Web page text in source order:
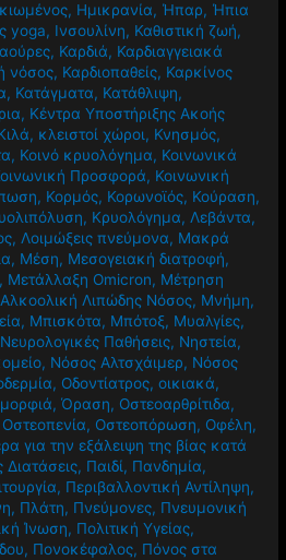
, Ημικρανία, Ήπαρ, Ήπια
yoga, Ινσουλίνη, Καθιστική ζωή,
, Καρδιά, Καρδιαγγειακά
νόσος, Καρδιοπαθείς, Καρκίνος
, Κατάγματα, Κατάθλιψη,
, Κέντρα Υποστήριξης Ακοής
, κλειστοί χώροι, Κνησμός,
, Κοινό κρυολόγημα, Κοινωνικά
Προσφορά, Κοινωνική
, Κορμός, Κορωνοϊός, Κούραση,
, Κρυολόγημα, Λεβάντα,
, Λοιμώξεις πνεύμονα, Μακρά
, Μέση, Μεσογειακή διατροφή,
, Μετάλλαξη Omicron, Μέτρηση
Λιπώδης Νόσος, Μνήμη,
, Μπισκότα, Μπότοξ, Μυαλγίες,
Νευρολογικές Παθήσεις, Νηστεία,
, Νόσος Αλτσχάιμερ, Νόσος
, Οδοντίατρος,οικιακά,
,Όραση, Οστεοαρθρίτιδα,
Οστεοπενία, Οστεοπόρωση, Οφέλη,
για την εξάλειψη της βίας κατά
Διατάσεις, Παιδί, Πανδημία,
, Περιβαλλοντική Αντίληψη,
, Πλάτη, Πνεύμονες, Πνευμονική
Ίνωση, Πολιτική Υγείας,
, Πονοκέφαλος, Πόνος στα